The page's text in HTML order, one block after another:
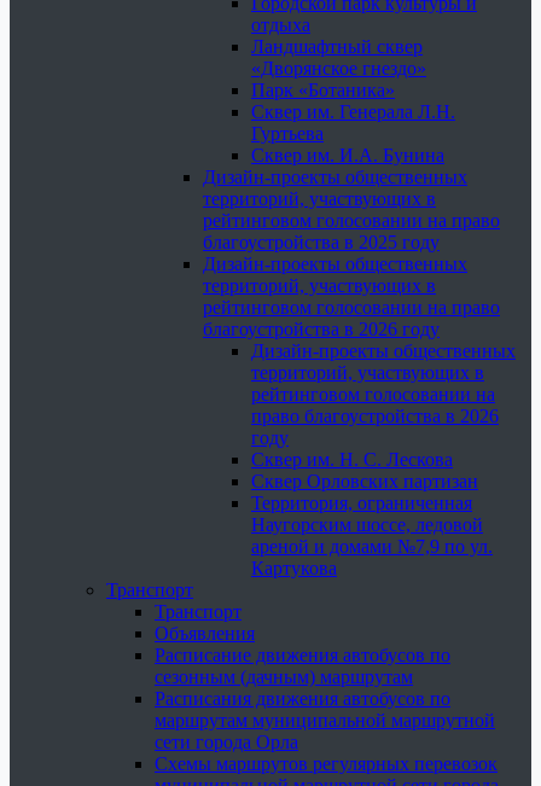
отдыха
Ландшафтный сквер
«Дворянское гнездо»
Парк «Ботаника»
Сквер им. Генерала Л.Н.
Гуртьева
Сквер им. И.А. Бунина
Дизайн-проекты общественных
территорий, участвующих в
рейтинговом голосовании на право
благоустройства в 2025 году
Дизайн-проекты общественных
территорий, участвующих в
рейтинговом голосовании на право
благоустройства в 2026 году
Дизайн-проекты общественных
территорий, участвующих в
рейтинговом голосовании на
право благоустройства в 2026
году
Сквер им. Н. С. Лескова
Сквер Орловских партизан
Территория, ограниченная
Наугорским шоссе, ледовой
ареной и домами №7,9 по ул.
Картукова
Транспорт
Транспорт
Объявления
Расписание движения автобусов по
сезонным (дачным) маршрутам
Расписания движения автобусов по
маршрутам муниципальной маршрутной
сети города Орла
Схемы маршрутов регулярных перевозок